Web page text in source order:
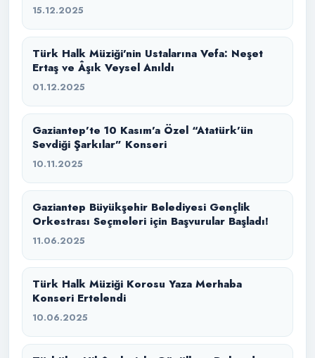
15.12.2025
Türk Halk Müziği’nin Ustalarına Vefa: Neşet
Ertaş ve Âşık Veysel Anıldı
01.12.2025
Gaziantep’te 10 Kasım’a Özel “Atatürk’ün
Sevdiği Şarkılar” Konseri
10.11.2025
Gaziantep Büyükşehir Belediyesi Gençlik
Orkestrası Seçmeleri için Başvurular Başladı!
11.06.2025
Türk Halk Müziği Korosu Yaza Merhaba
Konseri Ertelendi
10.06.2025